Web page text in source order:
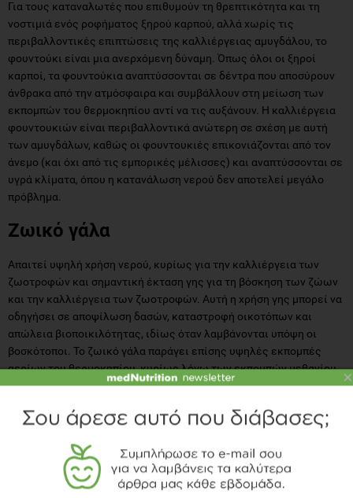
φουντούκι είναι μια ανερχόμενη δύναμη. Όπως όλοι οι ξηροί
καρποί, τα φουντούκια αναπτύσσονται σε δέντρα που αποσύρουν
άνθρακα από την ατμόσφαιρα και συμβάλλουν στη μείωση των
εκπομπών του θερμοκηπίου αντί να τις αυξάνουν. Η καλλιέργεια
φουντουκιών είναι περιβαλλοντικά ανώτερη σε σχέση με αυτή
των αμυγδάλων, καθώς οι φουντουκιές επικονιάζονται από τον
άνεμο (και όχι από τις εμπορικές μέλισσες) και αναπτύσσονται σε
υγρά κλίματα, όπου η κατανάλωση νερού δεν αποτελεί μεγάλο
πρόβλημα.
Ζωικό γάλα
ζωοτροφών και σημαντική έκταση γης για τη βόσκηση των ζώων
οδηγήσει σε αποψίλωση δασών, καταστροφή οικοτόπων και
απώλεια βιοποικιλότητας, ιδίως όταν λαμβάνονται υπόψη οι
βοσκότοποι. Το ζωικό γάλα παράγει επίσης υψηλές εκπομπές
αερίων του θερμοκηπίου, κυρίως λόγω των εκπομπών μεθανίου
από τις αγελάδες, μέσω της εντερικής ζύμωσης (διαδικασία
πέψης), αλλά και του διοξειδίου του άνθρακα από τη χρήση
ενέργειας και του οξειδίου του αζώτου από τη διαχείριση της
κοπριάς και την εφαρμογή λιπασμάτων. Τέλος, απαιτείται και
γαλακτοκομικών προϊόντων και κατά τη μεταφορά του γάλατος.
Ποιο είναι τελικά, καλύτερο για τον
πλανήτη;
×